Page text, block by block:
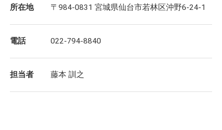
所在地 〒984-0831 宮城県仙台市若林区沖野6-24-1
電話 022-794-8840
担当者 藤本 訓之